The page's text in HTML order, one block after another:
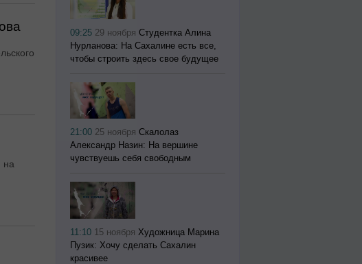
на
09:25 29 ноября Студентка Алина
Нурланова: На Сахалине есть все,
чтобы строить здесь свое будущее
21:00 25 ноября Скалолаз
Александр Назин: На вершине
чувствуешь себя свободным
11:10 15 ноября Художница Марина
Пузик: Хочу сделать Сахалин
красивее